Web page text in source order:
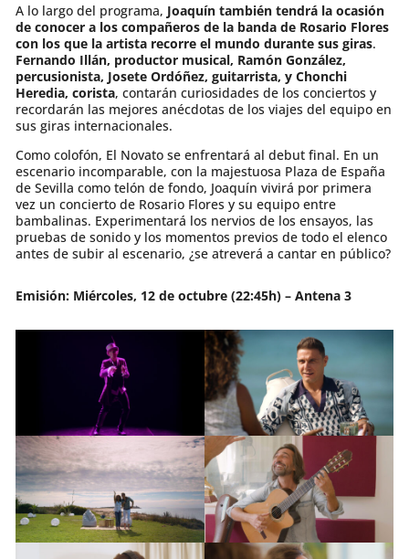
A lo largo del programa, Joaquín también tendrá la ocasión
de conocer a los compañeros de la banda de Rosario Flores
con los que la artista recorre el mundo durante sus giras.
Fernando Illán, productor musical, Ramón González,
percusionista, Josete Ordóñez, guitarrista, y Chonchi
Heredia, corista, contarán curiosidades de los conciertos y
recordarán las mejores anécdotas de los viajes del equipo en
sus giras internacionales.
Como colofón, El Novato se enfrentará al debut final. En un
escenario incomparable, con la majestuosa Plaza de España
de Sevilla como telón de fondo, Joaquín vivirá por primera
vez un concierto de Rosario Flores y su equipo entre
bambalinas. Experimentará los nervios de los ensayos, las
pruebas de sonido y los momentos previos de todo el elenco
antes de subir al escenario, ¿se atreverá a cantar en público?
Emisión: Miércoles, 12 de octubre (22:45h) – Antena 3